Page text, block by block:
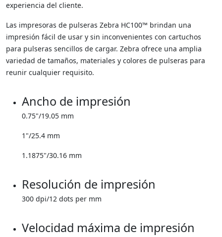
experiencia del cliente.
Las impresoras de pulseras Zebra HC100™ brindan una
impresión fácil de usar y sin inconvenientes con cartuchos
para pulseras sencillos de cargar. Zebra ofrece una amplia
variedad de tamaños, materiales y colores de pulseras para
reunir cualquier requisito.
Ancho de impresión
0.75"/19.05 mm
1"/25.4 mm
1.1875"/30.16 mm
Resolución de impresión
300 dpi/12 dots per mm
Velocidad máxima de impresión